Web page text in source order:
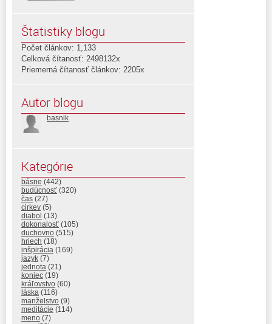
Štatistiky blogu
Počet článkov: 1,133
Celková čítanosť: 2498132x
Priemerná čítanosť článkov: 2205x
Autor blogu
basnik
Kategórie
básne (442)
budúcnosť (320)
čas (27)
cirkev (5)
diabol (13)
dokonalosť (105)
duchovno (515)
hriech (18)
inšpirácia (169)
jazyk (7)
jednota (21)
koniec (19)
kráľovstvo (60)
láska (116)
manželstvo (9)
meditácie (114)
meno (7)